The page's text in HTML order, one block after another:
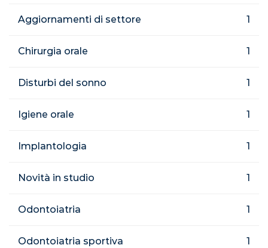
Aggiornamenti di settore 1
Chirurgia orale 1
Disturbi del sonno 1
Igiene orale 1
Implantologia 1
Novità in studio 1
Odontoiatria 1
Odontoiatria sportiva 1